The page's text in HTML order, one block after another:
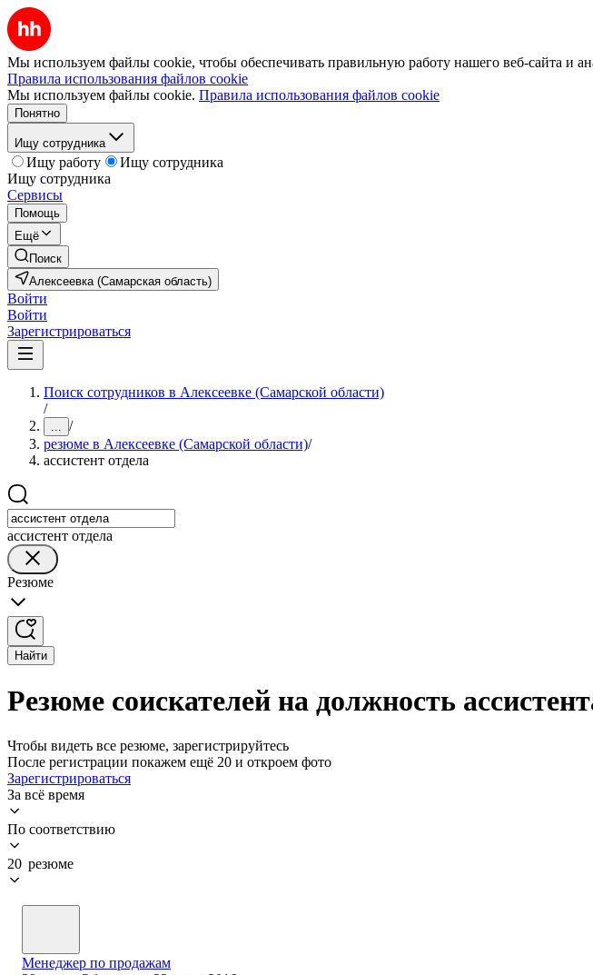
Мы используем файлы cookie, чтобы обеспечивать правильную работу нашего веб-сайта и
Правила использования файлов cookie
Мы используем файлы cookie. Правила использования файлов cookie
Понятно
Ищу сотрудника
Ищу работу
Ищу сотрудника
Ищу сотрудника
Сервисы
Помощь
Ещё
Поиск
Алексеевка (Самарская область)
Войти
Войти
Зарегистрироваться
Поиск сотрудников в Алексеевке (Самарской области)
/
... /
резюме в Алексеевке (Самарской области)/
ассистент отдела
ассистент отдела
Резюме
Найти
Резюме соискателей на должность
Чтобы видеть все резюме, зарегистрируйтесь
После регистрации покажем ещё 20 и откроем фото
Зарегистрироваться
За всё время
По соответствию
20 резюме
Менеджер по продажам